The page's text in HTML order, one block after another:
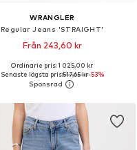
WRANGLER
Regular Jeans 'STRAIGHT'
Från 243,60 kr
Tillgänglig i många storlekar
Lägg till i varukorgen
Ordinarie pris: 1 025,00 kr
Senaste lägsta pris:517,65 kr-53%